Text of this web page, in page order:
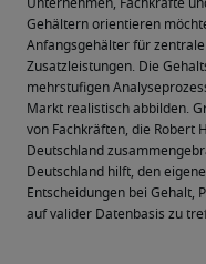
Unternehmen, Fachkräfte
Gehältern orientieren
Anfangsgehälter für
Zusatzleistungen. Die
mehrstufigen
Markt realistisch abbilden.
von Fachkräften, die Robert
Deutschland
Deutschland hilft, den
Entscheidungen bei Gehalt,
auf valider Datenbasis zu